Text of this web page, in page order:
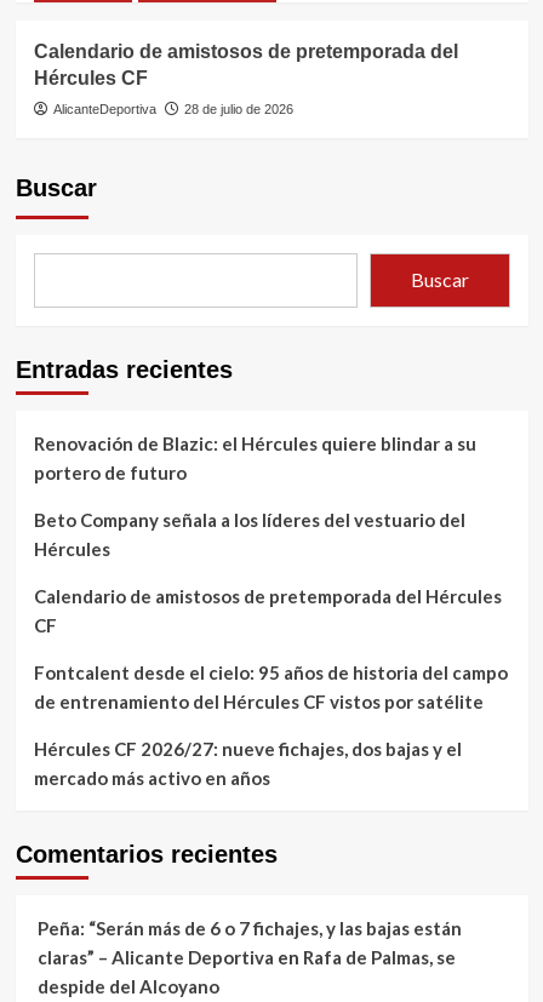
Calendario de amistosos de pretemporada del
Hércules CF
AlicanteDeportiva 28 de julio de 2026
Buscar
Buscar
Entradas recientes
Renovación de Blazic: el Hércules quiere blindar a su
portero de futuro
Beto Company señala a los líderes del vestuario del
Hércules
Calendario de amistosos de pretemporada del Hércules
CF
Fontcalent desde el cielo: 95 años de historia del campo
de entrenamiento del Hércules CF vistos por satélite
Hércules CF 2026/27: nueve fichajes, dos bajas y el
mercado más activo en años
Comentarios recientes
Peña: “Serán más de 6 o 7 fichajes, y las bajas están
claras” – Alicante Deportiva en Rafa de Palmas, se
despide del Alcoyano